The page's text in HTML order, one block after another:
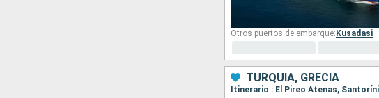
Otros puertos de embarque: Kusadasi
TURQUÍA, GRECIA
Itinerario : El Pireo Atenas,